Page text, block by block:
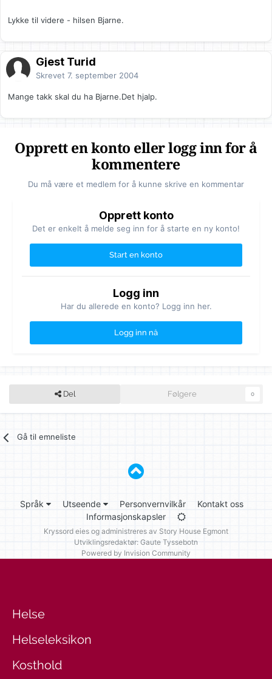
Lykke til videre - hilsen Bjarne.
Gjest Turid
Skrevet 7. september 2004
Mange takk skal du ha Bjarne.Det hjalp.
Opprett en konto eller logg inn for å
kommentere
Du må være et medlem for å kunne skrive en kommentar
Opprett konto
Det er enkelt å melde seg inn for å starte en ny konto!
Start en konto
Logg inn
Har du allerede en konto? Logg inn her.
Logg inn nå
Del Følgere 0
Gå til emneliste
Språk Utseende Personvernvilkår
Kontakt oss
Informasjonskapsler
Kryssord eies og administreres av Story House Egmont
Utviklingsredaktør: Gaute Tyssebotn
Powered by Invision Community
Helse
Helseleksikon
Kosthold